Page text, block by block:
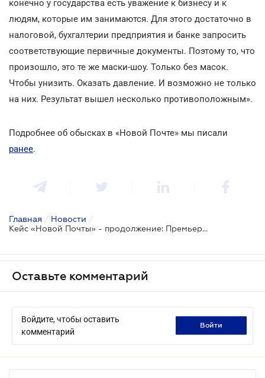
конечно у государства есть уважение к бизнесу и к
людям, которые им занимаются. Для этого достаточно в
налоговой, бухгалтерии предприятия и банке запросить
соответствующие первичные документы. Поэтому то, что
произошло, это те же маски-шоу. Только без масок.
Чтобы унизить. Оказать давление. И возможно не только
на них. Результат вышел несколько противоположным».
Подробнее об обысках в «Новой Почте» мы писали
ранее.
Главная / Новости /
Кейс «Новой Почты» - продолжение: Премьер-министр пообещал разобраться с законностью обысков бизнеса
Оставьте комментарий
Войдите, чтобы оставить
комментарий
войти